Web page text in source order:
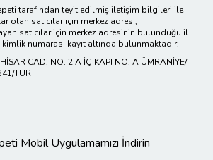
tarafından teyit edilmiş iletişim bilgileri ile
olan satıcılar için merkez adresi;
satıcılar için merkez adresinin bulunduğu il
numarası kayıt altında bulunmaktadır.
CAD. NO: 2 A İÇ KAPI NO: A ÜMRANİYE/
TUR
Mobil Uygulamamızı İndirin